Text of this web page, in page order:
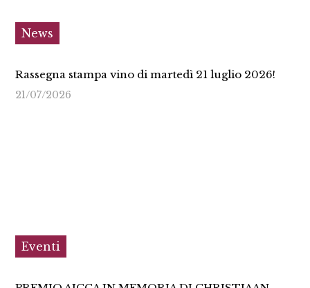
News
Rassegna stampa vino di martedì 21 luglio 2026!
21/07/2026
Eventi